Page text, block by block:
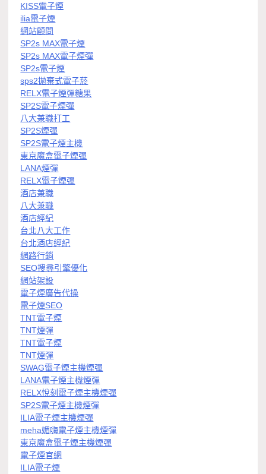
KISS電子煙
ilia電子煙
網站顧問
SP2s MAX電子煙
SP2s MAX電子煙彈
SP2s電子煙
sps2拋棄式電子菸
RELX電子煙彈糖果
SP2S電子煙彈
八大兼職打工
SP2S煙彈
SP2S電子煙主機
東京魔盒電子煙彈
LANA煙彈
RELX電子煙彈
酒店兼職
八大兼職
酒店經紀
台北八大工作
台北酒店經紀
網路行銷
SEO搜尋引擎優化
網站架設
電子煙廣告代操
電子煙SEO
TNT電子煙
TNT煙彈
TNT電子煙
TNT煙彈
SWAG電子煙主機煙彈
LANA電子煙主機煙彈
RELX悅刻電子煙主機煙彈
SP2S電子煙主機煙彈
ILIA電子煙主機煙彈
meha媚嗨電子煙主機煙彈
東京魔盒電子煙主機煙彈
電子煙官網
ILIA電子煙